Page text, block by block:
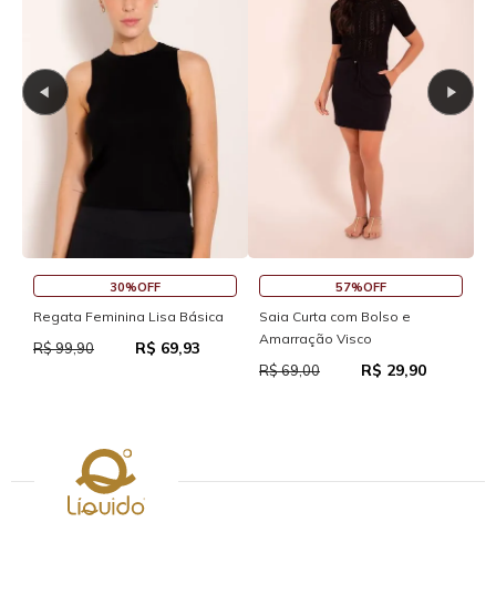
30%OFF
Regata Feminina Lisa Básica
R$ 99,90 R$ 69,93
57%OFF
Saia Curta com Bolso e
Amarração Visco
R$ 69,00 R$ 29,90